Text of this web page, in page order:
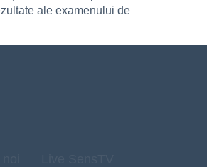
ale examenului de